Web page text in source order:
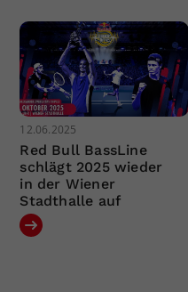
12.06.2025
Red Bull BassLine
schlägt 2025 wieder
in der Wiener
Stadthalle auf